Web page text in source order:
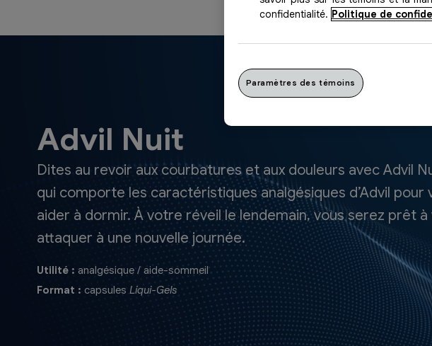
Advil Nuit
Dites au revoir aux courbatures et aux douleurs avec Advil
qui comporte les caractéristiques analgésiques d’Advil pour
aider à dormir. À votre réveil le lendemain, vous serez prêt à
attaquer à une nouvelle journée.
Utilité : analgésique / aide-sommeil
Format : capsules Liqui-Gels
confidentialité. Politique de
Paramètres des témoins